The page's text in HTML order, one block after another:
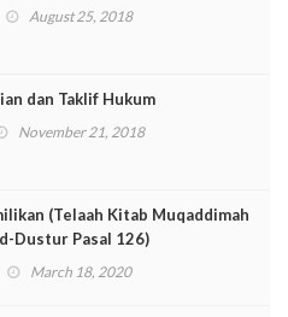
August 25, 2018
dan Taklif Hukum
November 21, 2018
(Telaah Kitab Muqaddimah
Dustur Pasal 126)
March 18, 2020